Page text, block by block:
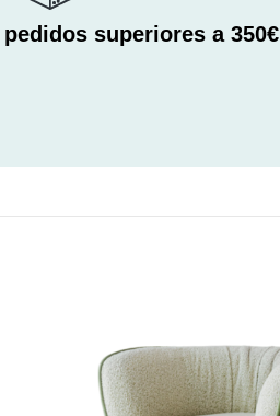
superiores a 350€